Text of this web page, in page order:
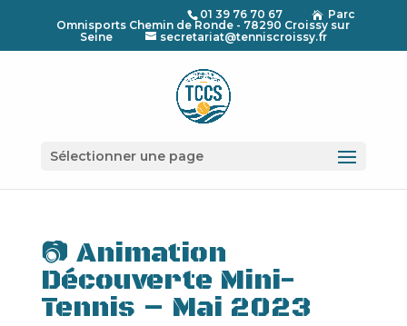
01 39 76 70 67  Parc
Omnisports Chemin de Ronde - 78290 Croissy sur
Seine
secretariat@tenniscroissy.fr
Sélectionner une page
📷 Animation
Découverte Mini-
Tennis – Mai 2023